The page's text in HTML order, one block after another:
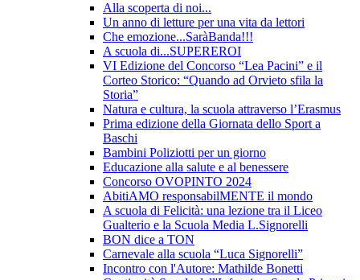
Alla scoperta di noi...
Un anno di letture per una vita da lettori
Che emozione...SaràBanda!!!
A scuola di...SUPEREROI
VI Edizione del Concorso “Lea Pacini” e il
Corteo Storico: “Quando ad Orvieto sfila la
Storia”
Natura e cultura, la scuola attraverso l’Erasmus
Prima edizione della Giornata dello Sport a
Baschi
Bambini Poliziotti per un giorno
Educazione alla salute e al benessere
Concorso OVOPINTO 2024
AbitiAMO responsabilMENTE il mondo
A scuola di Felicità: una lezione tra il Liceo
Gualterio e la Scuola Media L.Signorelli
BON dice a TON
Carnevale alla scuola “Luca Signorelli”
Incontro con l'Autore: Mathilde Bonetti